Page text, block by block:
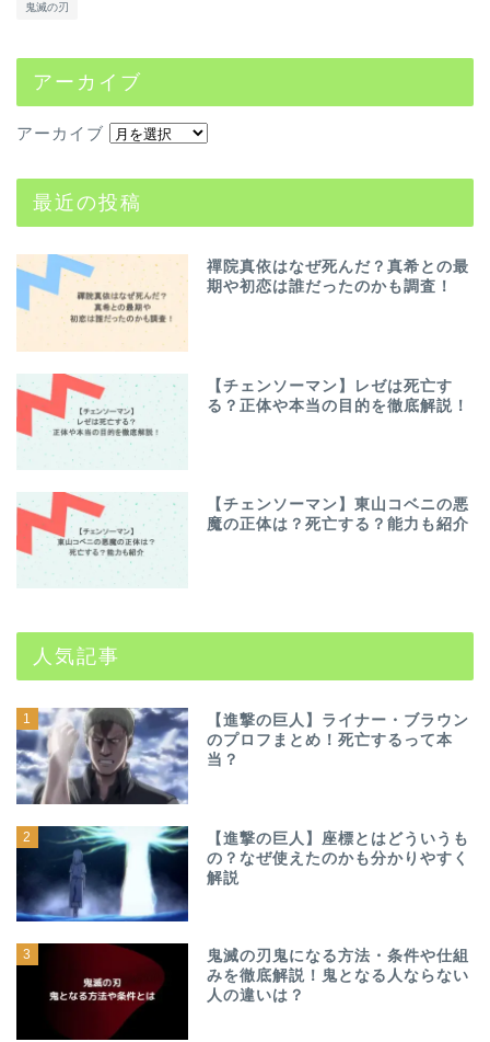
鬼滅の刃
アーカイブ
アーカイブ
最近の投稿
禪院真依はなぜ死んだ？真希との最
期や初恋は誰だったのかも調査！
【チェンソーマン】レゼは死亡す
る？正体や本当の目的を徹底解説！
【チェンソーマン】東山コベニの悪
魔の正体は？死亡する？能力も紹介
人気記事
1
【進撃の巨人】ライナー・ブラウン
のプロフまとめ！死亡するって本
当？
2
【進撃の巨人】座標とはどういうも
の？なぜ使えたのかも分かりやすく
解説
3
鬼滅の刃鬼になる方法・条件や仕組
みを徹底解説！鬼となる人ならない
人の違いは？